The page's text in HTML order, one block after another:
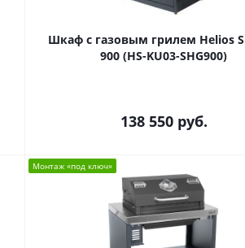
Шкаф c газовым грилем Helios
900 (HS-KU03-SHG900)
138 550руб.
Монтаж «под ключ»